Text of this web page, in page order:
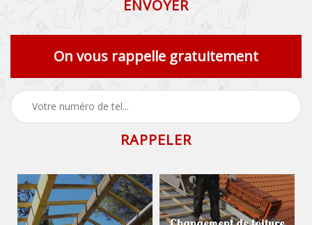
On vous rappelle gratuitement